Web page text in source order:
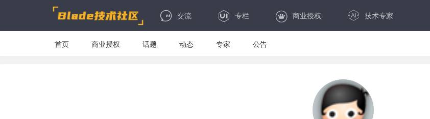
交流 专栏 商业授权 技术专家
首页 商业授权 话题 动态 专家 公告